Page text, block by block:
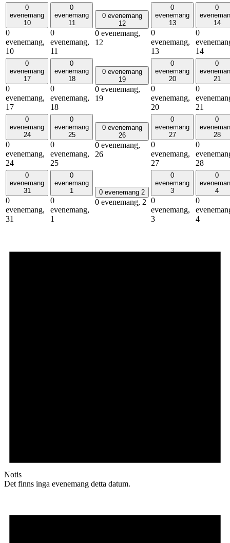
0
evenemang
10
0
evenemang,
10
0
evenemang
11
0
evenemang,
11
0 evenemang
12
0 evenemang,
12
0
evenemang
13
0
evenemang,
13
0
14
0
14
0
evenemang
17
0
evenemang,
17
0
evenemang
18
0
evenemang,
18
0 evenemang
19
0 evenemang,
19
0
evenemang
20
0
evenemang,
20
0
21
0
21
0
evenemang
24
0
evenemang,
24
0
evenemang
25
0
evenemang,
25
0 evenemang
26
0 evenemang,
26
0
evenemang
27
0
evenemang,
27
0
28
0
28
0
evenemang
31
0
evenemang,
31
0
evenemang
1
0
evenemang,
1
0 evenemang 2
0 evenemang, 2
0
evenemang
3
0
evenemang,
3
0
4
0
4
Notis
Det finns inga evenemang detta datum.